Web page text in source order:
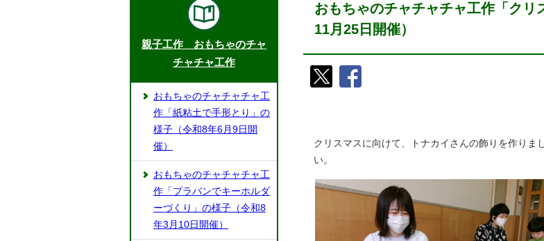
おもちゃのチャチャチャ工作「ク
11月25日開催）
クリスマスに向けて、トナカイさんの飾りを作りま
い。
親子工作 おもちゃのチャ
チャチャ工作
おもちゃのチャチャチャ工
作「紙粘土で手形とり」の
様子（令和8年6月9日開
催）
おもちゃのチャチャチャ工
作「プラバンでキーホルダ
ーづくり」の様子（令和8
年3月10日開催）